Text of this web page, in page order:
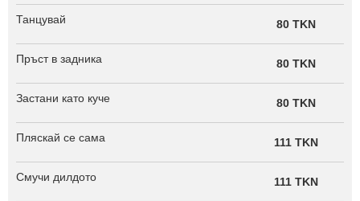
Танцувай 80 TKN
Пръст в задника 80 TKN
Застани като куче 80 TKN
Пляскай се сама 111 TKN
Смучи дилдото 111 TKN